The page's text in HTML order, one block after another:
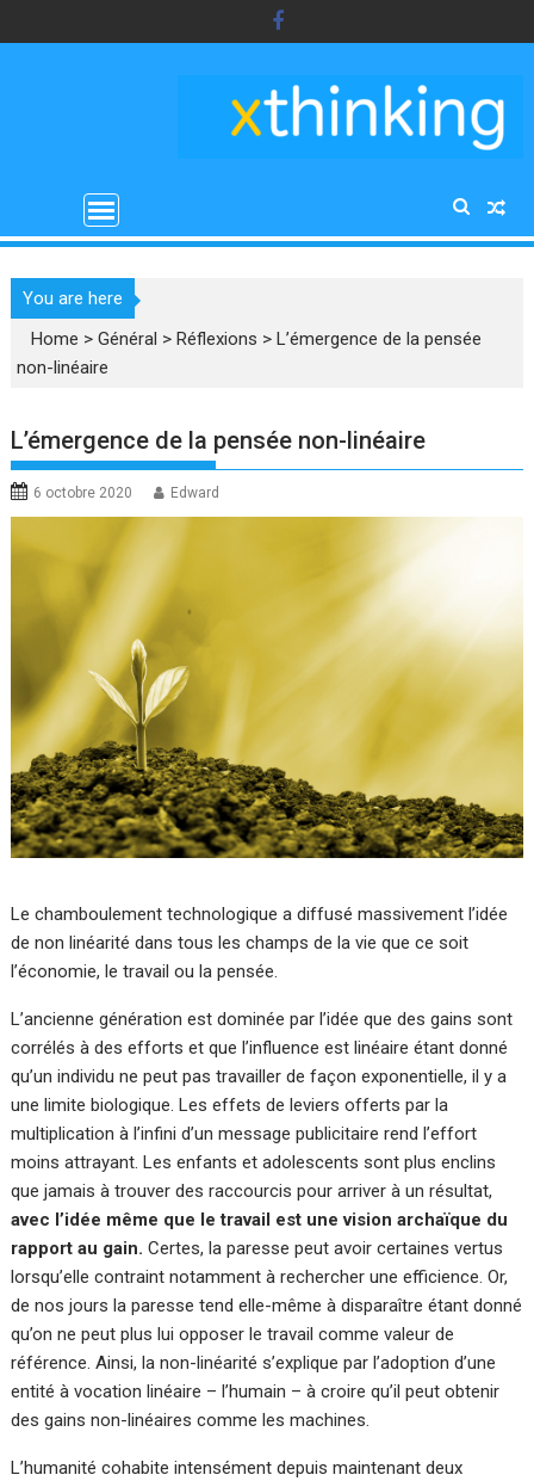
to
You are here
Home >Général >Réflexions >L’émergence de la pensée
non-linéaire
L’émergence de la pensée non-linéaire
6 octobre 2020 Edward
Le chamboulement technologique a diffusé massivement l’idée
de non linéarité dans tous les champs de la vie que ce soit
l’économie, le travail ou la pensée.
L’ancienne génération est dominée par l’idée que des gains sont
corrélés à des efforts et que l’influence est linéaire étant donné
qu’un individu ne peut pas travailler de façon exponentielle, il y a
une limite biologique. Les effets de leviers offerts par la
multiplication à l’infini d’un message publicitaire rend l’effort
moins attrayant. Les enfants et adolescents sont plus enclins
que jamais à trouver des raccourcis pour arriver à un résultat,
avec l’idée même que le travail est une vision archaïque du
rapport au gain.Certes, la paresse peut avoir certaines vertus
lorsqu’elle contraint notamment à rechercher une efficience. Or,
de nos jours la paresse tend elle-même à disparaître étant donné
qu’on ne peut plus lui opposer le travail comme valeur de
référence. Ainsi, la non-linéarité s’explique par l’adoption d’une
entité à vocation linéaire – l’humain – à croire qu’il peut obtenir
des gains non-linéaires comme les machines.
L’humanité cohabite intensément depuis maintenant deux